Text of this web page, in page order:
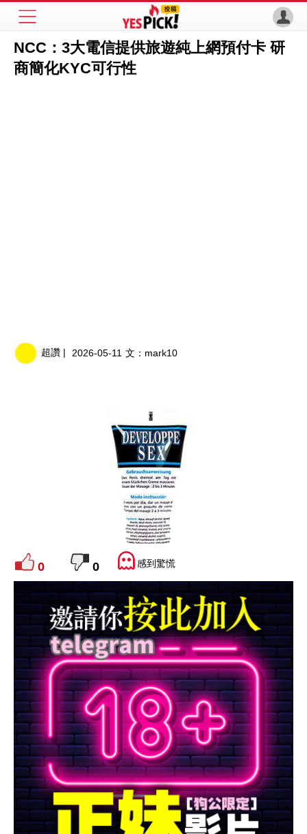
NCC：3大電信提供旅遊純上網預付卡 研
商簡化KYC可行性
超讚 | 2026-05-11 文： mark10
0 0 感到驚慌